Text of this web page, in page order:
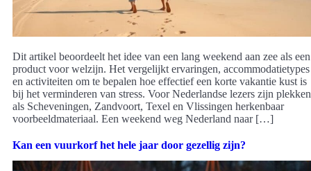
Dit artikel beoordeelt het idee van een lang weekend aan zee als een
product voor welzijn. Het vergelijkt ervaringen, accommodatietypes
en activiteiten om te bepalen hoe effectief een korte vakantie kust is
bij het verminderen van stress. Voor Nederlandse lezers zijn plekken
als Scheveningen, Zandvoort, Texel en Vlissingen herkenbaar
voorbeeldmateriaal. Een weekend weg Nederland naar […]
Kan een vuurkorf het hele jaar door gezellig zijn?